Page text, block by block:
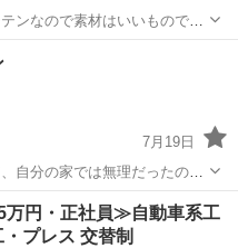
ンなので素材はいいもので
7月19日
くれる方限
ン、ブラインド
円・正社員≫自動車系工
プレス 交替制